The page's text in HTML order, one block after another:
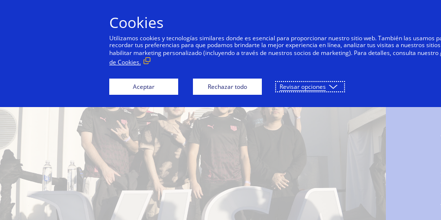
Personas Negocios Innovadores
Cookies
Utilizamos cookies y tecnologías similares donde es esencial para proporcionar nuestro sitio web. También las usamos
recordar tus preferencias para que podamos brindarte la mejor experiencia en línea, analizar tus visitas a nuestros
habilitar marketing personalizado (incluyendo a través de nuestros socios de marketing). Para detalles, consulta nuestro
de Cookies.
Aceptar Rechazar todo Revisar opciones